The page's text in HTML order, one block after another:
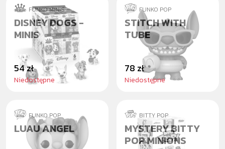
FUNKO MINIS
DISNEY DOGS -
MINIS
54 zł
Niedostępne
FUNKO POP
STITCH WITH
TUBE
78 zł
Niedostępne
FUNKO POP
LUAU ANGEL
BITTY POP
MYSTERY BITTY
POP MINIONS